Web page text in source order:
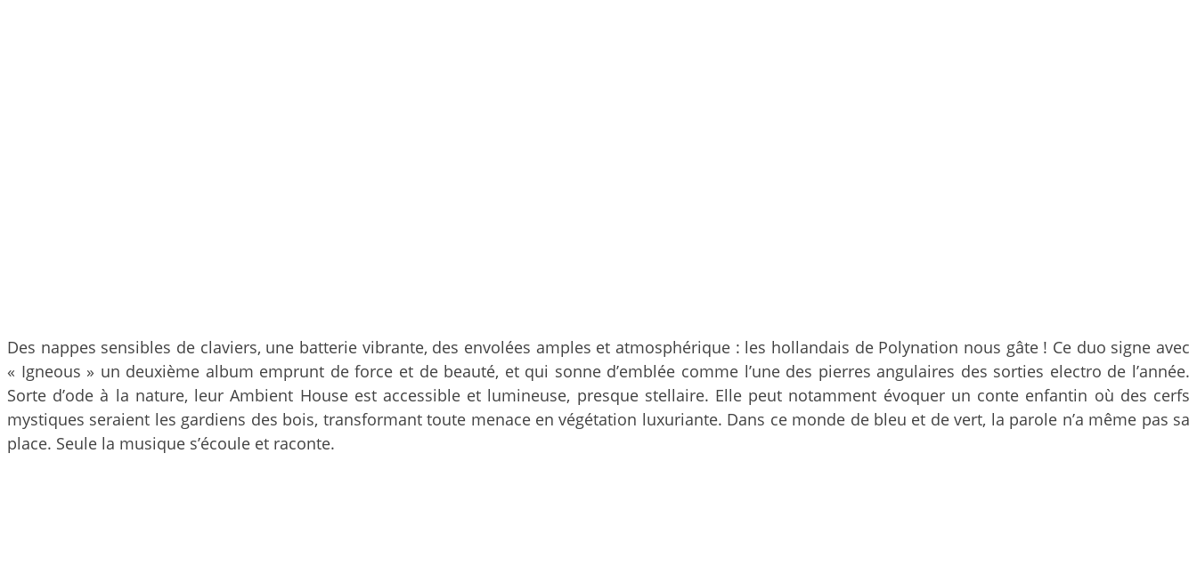
Des nappes sensibles de claviers, une batterie vibrante, des envolées amples et atmosphérique : les hollandais de Polynation nous gâte ! Ce duo signe avec
« Igneous » un deuxième album emprunt de force et de beauté, et qui sonne d’emblée comme l’une des pierres angulaires des sorties electro de l’année.
Sorte d’ode à la nature, leur Ambient House est accessible et lumineuse, presque stellaire. Elle peut notamment évoquer un conte enfantin où des cerfs
mystiques seraient les gardiens des bois, transformant toute menace en végétation luxuriante. Dans ce monde de bleu et de vert, la parole n’a même pas sa
place. Seule la musique s’écoule et raconte.